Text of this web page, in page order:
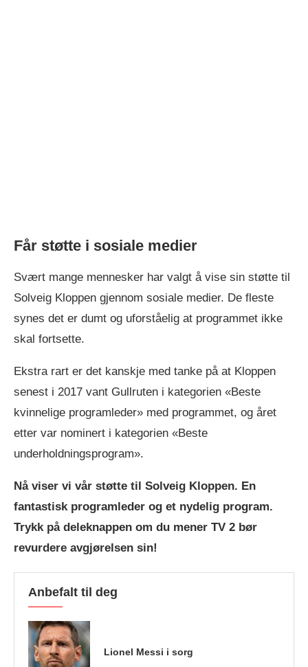
Får støtte i sosiale medier
Svært mange mennesker har valgt å vise sin støtte til
Solveig Kloppen gjennom sosiale medier. De fleste
synes det er dumt og uforståelig at programmet ikke
skal fortsette.
Ekstra rart er det kanskje med tanke på at Kloppen
senest i 2017 vant Gullruten i kategorien «Beste
kvinnelige programleder» med programmet, og året
etter var nominert i kategorien «Beste
underholdningsprogram».
Nå viser vi vår støtte til Solveig Kloppen. En
fantastisk programleder og et nydelig program.
Trykk på deleknappen om du mener TV 2 bør
revurdere avgjørelsen sin!
Anbefalt til deg
Lionel Messi i sorg